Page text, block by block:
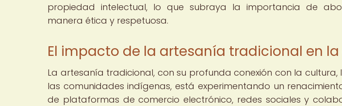
propiedad intelectual, lo que subraya la importancia de
manera ética y respetuosa.
El impacto de la artesanía tradicional en
La artesanía tradicional, con su profunda conexión con la
las comunidades indígenas, está experimentando un
de plataformas de comercio electrónico, redes sociales y